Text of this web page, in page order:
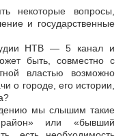
некоторые вопросы,
и государственные
НТВ — 5 канал и
быть, совместно с
властью возможно
о городе, его истории,
мы слышим такие
или «бывший